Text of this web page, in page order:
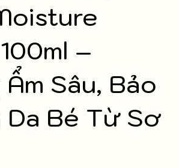
–
Sâu, Bảo
Da Bé Từ Sơ